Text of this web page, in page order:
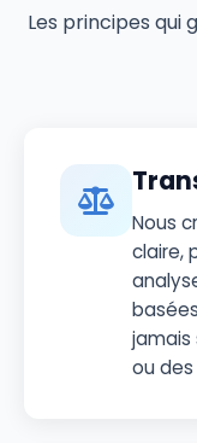
Les principes qui
Nous
claire,
jamais
ou